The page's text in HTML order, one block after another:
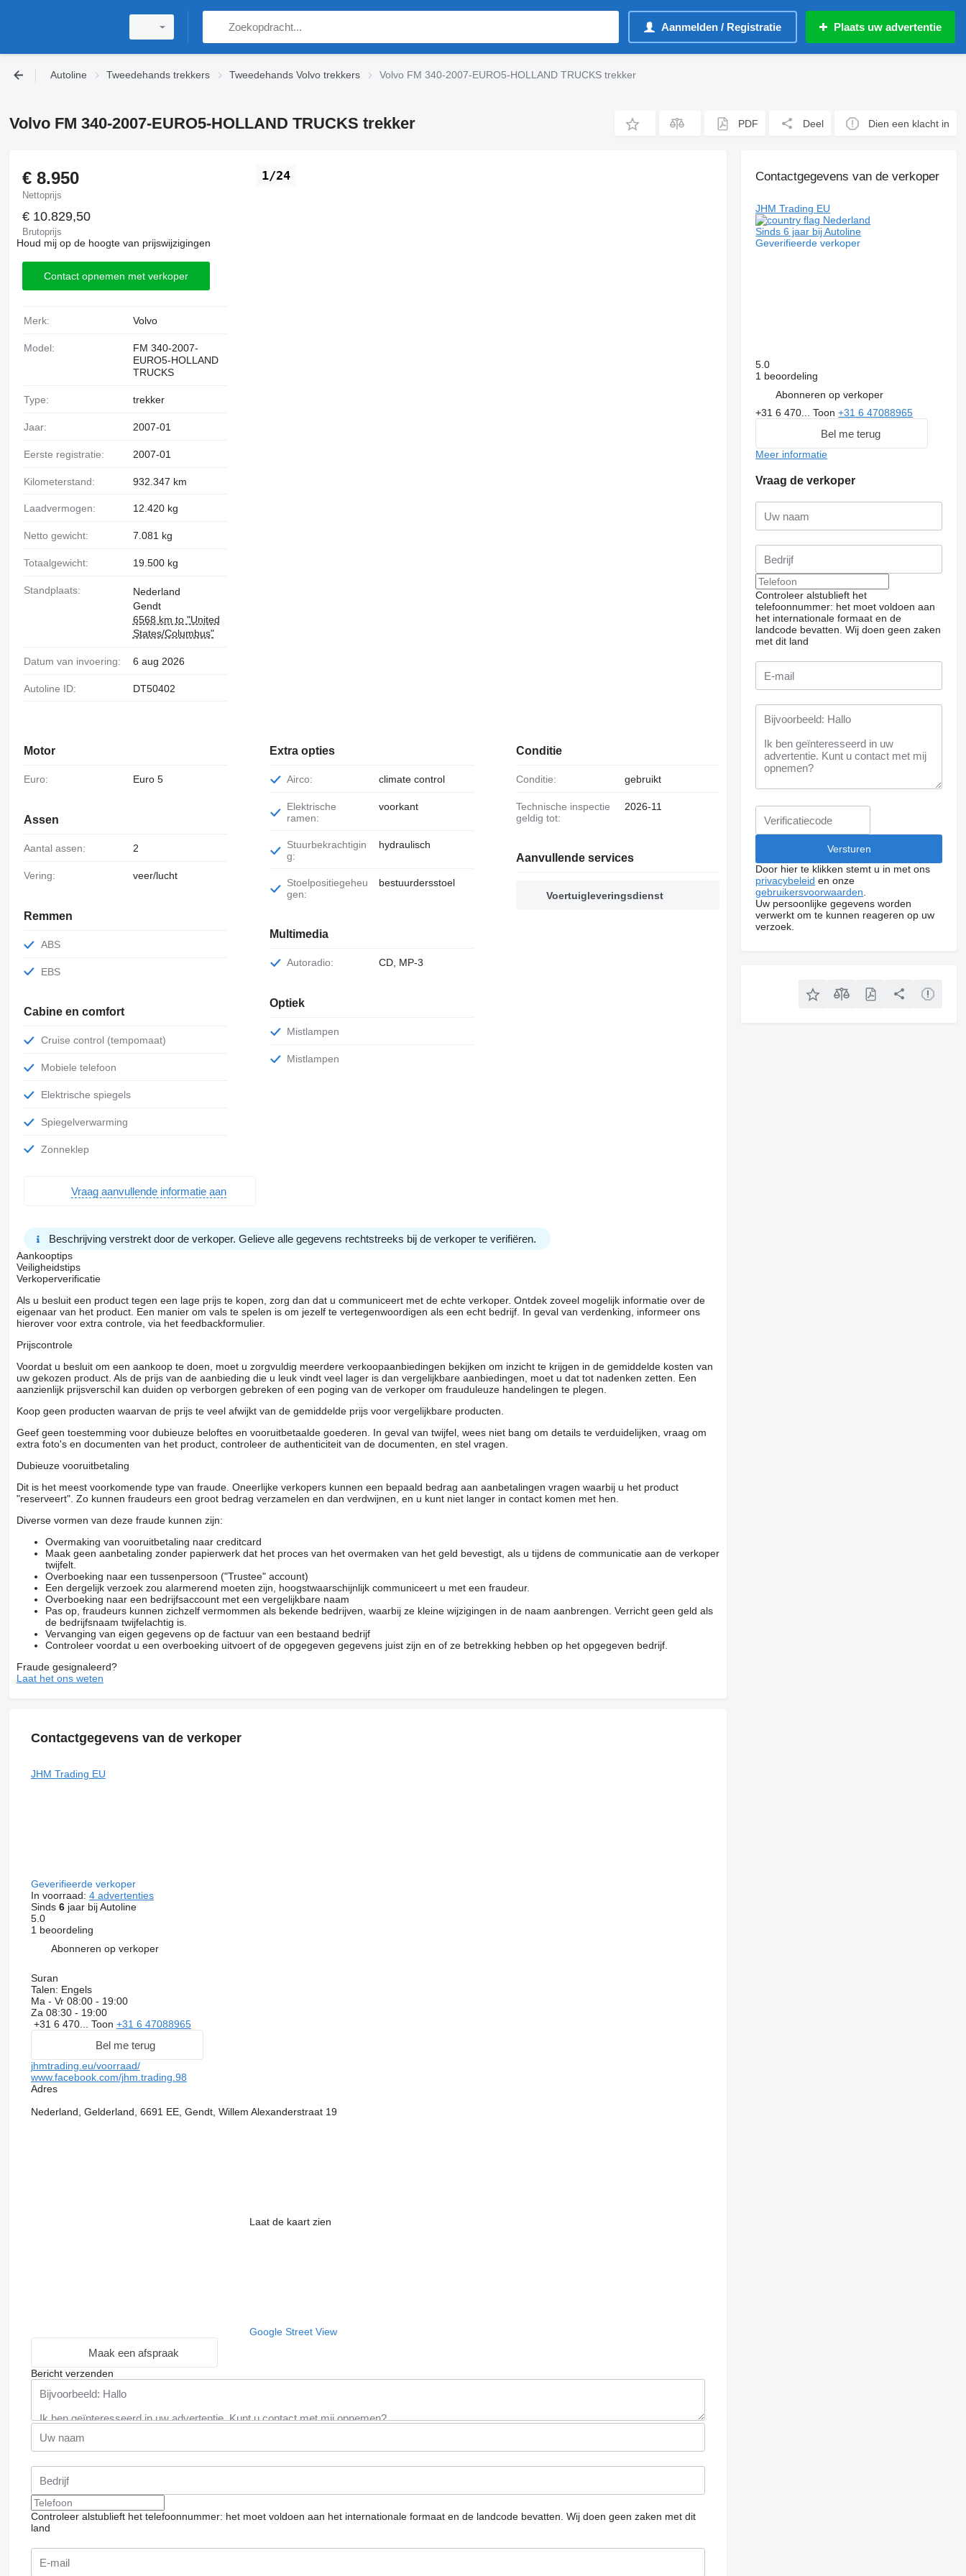
Aanmelden / Registratie Plaats uw advertentie
Autoline Tweedehands trekkers Tweedehands Volvo trekkers Volvo FM 340-2007-EURO5-HOLLAND TRUCKS trekker
Volvo FM 340-2007-EURO5-HOLLAND TRUCKS trekker PDF Deel Dien een klacht in
1/24
€ 8.950
Nettoprijs
€ 10.829,50
Brutoprijs
Houd mij op de hoogte van prijswijzigingen
Contact opnemen met verkoper
Merk: Volvo
Model:
FM 340-2007-
EURO5-HOLLAND
TRUCKS
Type: trekker
Jaar: 2007-01
Eerste registratie: 2007-01
Kilometerstand: 932.347 km
Laadvermogen: 12.420 kg
Netto gewicht: 7.081 kg
Totaalgewicht: 19.500 kg
Standplaats:
Nederland
Gendt
6568 km to "United
States/Columbus"
Datum van invoering: 6 aug 2026
Autoline ID: DT50402
Motor
Euro: Euro 5
Assen
Aantal assen: 2
Vering: veer/lucht
Remmen
ABS
EBS
Cabine en comfort
Cruise control (tempomaat)
Mobiele telefoon
Elektrische spiegels
Spiegelverwarming
Zonneklep
Extra opties
Airco: climate control
Elektrische
ramen:
voorkant
Stuurbekrachtigin
g:
hydraulisch
Stoelpositiegeheu
gen:
bestuurdersstoel
Multimedia
Autoradio: CD, MP-3
Optiek
Mistlampen
Mistlampen
Conditie
Conditie: gebruikt
Technische inspectie
geldig tot:
2026-11
Aanvullende services
Voertuigleveringsdienst
Vraag aanvullende informatie aan
Beschrijving verstrekt door de verkoper. Gelieve alle gegevens rechtstreeks bij de verkoper te verifiëren.
Aankooptips
Veiligheidstips
Verkoperverificatie
Als u besluit een product tegen een lage prijs te kopen, zorg dan dat u communiceert met de echte verkoper. Ontdek zoveel mogelijk informatie over de
eigenaar van het product. Een manier om vals te spelen is om jezelf te vertegenwoordigen als een echt bedrijf. In geval van verdenking, informeer ons
hierover voor extra controle, via het feedbackformulier.
Prijscontrole
Voordat u besluit om een ​​aankoop te doen, moet u zorgvuldig meerdere verkoopaanbiedingen bekijken om inzicht te krijgen in de gemiddelde kosten van
uw gekozen product. Als de prijs van de aanbieding die u leuk vindt veel lager is dan vergelijkbare aanbiedingen, moet u dat tot nadenken zetten. Een
aanzienlijk prijsverschil kan duiden op verborgen gebreken of een poging van de verkoper om frauduleuze handelingen te plegen.
Koop geen producten waarvan de prijs te veel afwijkt van de gemiddelde prijs voor vergelijkbare producten.
Geef geen toestemming voor dubieuze beloftes en vooruitbetaalde goederen. In geval van twijfel, wees niet bang om details te verduidelijken, vraag om
extra foto's en documenten van het product, controleer de authenticiteit van de documenten, en stel vragen.
Dubieuze vooruitbetaling
Dit is het meest voorkomende type van fraude. Oneerlijke verkopers kunnen een bepaald bedrag aan aanbetalingen vragen waarbij u het product
"reserveert". Zo kunnen fraudeurs een groot bedrag verzamelen en dan verdwijnen, en u kunt niet langer in contact komen met hen.
Diverse vormen van deze fraude kunnen zijn:
Overmaking van vooruitbetaling naar creditcard
Maak geen aanbetaling zonder papierwerk dat het proces van het overmaken van het geld bevestigt, als u tijdens de communicatie aan de verkoper
twijfelt.
Overboeking naar een tussenpersoon ("Trustee" account)
Een dergelijk verzoek zou alarmerend moeten zijn, hoogstwaarschijnlijk communiceert u met een fraudeur.
Overboeking naar een bedrijfsaccount met een vergelijkbare naam
Pas op, fraudeurs kunnen zichzelf vermommen als bekende bedrijven, waarbij ze kleine wijzigingen in de naam aanbrengen. Verricht geen geld als
de bedrijfsnaam twijfelachtig is.
Vervanging van eigen gegevens op de factuur van een bestaand bedrijf
Controleer voordat u een overboeking uitvoert of de opgegeven gegevens juist zijn en of ze betrekking hebben op het opgegeven bedrijf.
Fraude gesignaleerd?
Laat het ons weten
Contactgegevens van de verkoper
JHM Trading EU
Geverifieerde verkoper
In voorraad: 4 advertenties
Sinds 6jaar bij Autoline
5.0
1 beoordeling
Abonneren op verkoper
Suran
Talen: Engels
Ma - Vr 08:00 - 19:00
Za 08:30 - 19:00
+31 6 470... Toon +31 6 47088965
Bel me terug
jhmtrading.eu/voorraad/
www.facebook.com/jhm.trading.98
Adres
Nederland, Gelderland, 6691 EE, Gendt, Willem Alexanderstraat 19
Laat de kaart zien
Google Street View
Maak een afspraak
Bericht verzenden
Controleer alstublieft het telefoonnummer: het moet voldoen aan het internationale formaat en de landcode bevatten. Wij doen geen zaken met dit
land
Contactgegevens van de verkoper
JHM Trading EU
Nederland
Sinds 6 jaar bij Autoline
Geverifieerde verkoper
5.0
1 beoordeling
Abonneren op verkoper
+31 6 470...Toon+31 6 47088965
Bel me terug
Meer informatie
Vraag de verkoper
Controleer alstublieft het
telefoonnummer: het moet voldoen aan
het internationale formaat en de
landcode bevatten. Wij doen geen zaken
met dit land
Door hier te klikken stemt u in met ons
privacybeleid en onze
gebruikersvoorwaarden
Uw persoonlijke gegevens worden
verwerkt om te kunnen reageren op uw
verzoek.